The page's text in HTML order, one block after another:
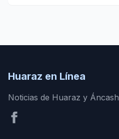
Huaraz en Línea
Noticias de Huaraz y Áncash